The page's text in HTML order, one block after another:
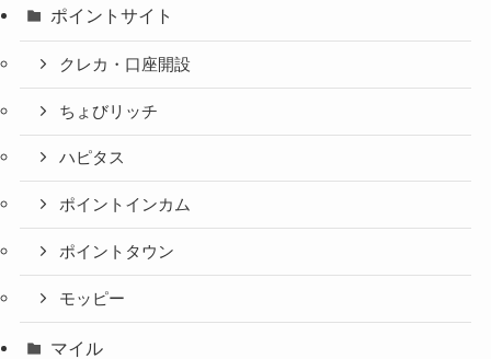
ポイントサイト
クレカ・口座開設
ちょびリッチ
ハピタス
ポイントインカム
ポイントタウン
モッピー
マイル